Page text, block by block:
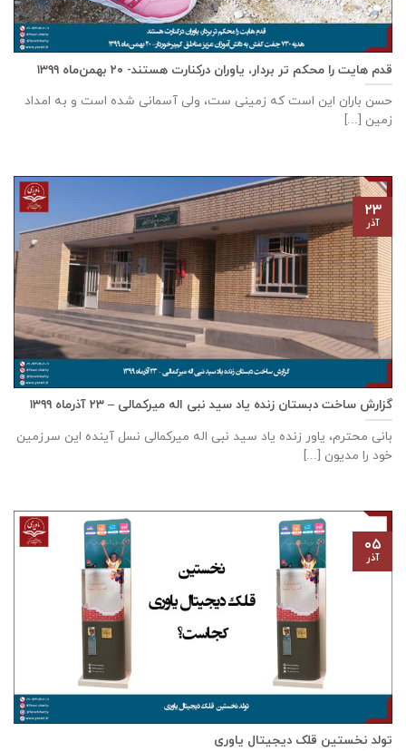
قدم هایت را محکم تر بردار، یاوران درکنارت هستند- ۲۰ بهمن‌ماه ۱۳۹۹
حسن باران این است که زمینی ست، ولی آسمانی شده است و به امداد
زمین [...]
گزارش ساخت دبستان زنده ياد سيد نبی اله ميركمالی – ۲۳ آذر‌ماه ۱۳۹۹
بانی محترم، یاور زنده ياد سيد نبی اله ميركمالی نسل آینده این سرزمین
خود را مدیون [...]
۲۳
آذر
تولد نخستین قلک دیجیتال یاوری
۰۵
آذر